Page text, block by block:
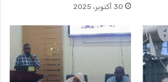
30 أكتوبر، 2025